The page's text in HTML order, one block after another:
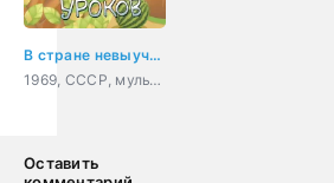
В стране невыученных уроков
1969, СССР, мультфильм, детский, короткометражка
Оставить